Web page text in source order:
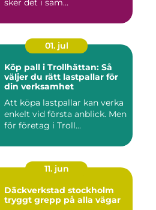
sker det i sam...
01. jul
Köp pall i Trollhättan: Så
väljer du rätt lastpallar för
din verksamhet
Att köpa lastpallar kan verka
enkelt vid första anblick. Men
för företag i Troll...
11. jun
Däckverkstad stockholm
tryggt grepp på alla vägar